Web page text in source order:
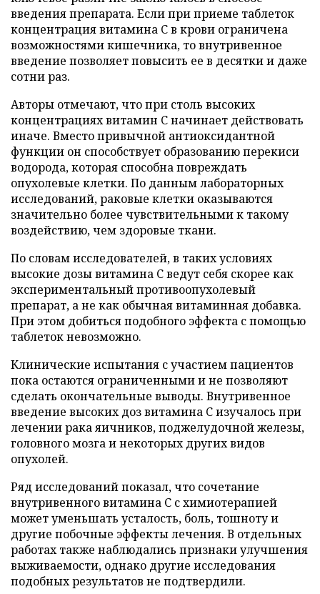
введения препарата. Если при приеме таблеток
концентрация витамина C в крови ограничена
возможностями кишечника, то внутривенное
введение позволяет повысить ее в десятки и даже
сотни раз.
Авторы отмечают, что при столь высоких
концентрациях витамин C начинает действовать
иначе. Вместо привычной антиоксидантной
функции он способствует образованию перекиси
водорода, которая способна повреждать
опухолевые клетки. По данным лабораторных
исследований, раковые клетки оказываются
значительно более чувствительными к такому
воздействию, чем здоровые ткани.
По словам исследователей, в таких условиях
высокие дозы витамина C ведут себя скорее как
экспериментальный противоопухолевый
препарат, а не как обычная витаминная добавка.
При этом добиться подобного эффекта с помощью
таблеток невозможно.
Клинические испытания с участием пациентов
пока остаются ограниченными и не позволяют
сделать окончательные выводы. Внутривенное
введение высоких доз витамина C изучалось при
лечении рака яичников, поджелудочной железы,
головного мозга и некоторых других видов
опухолей.
Ряд исследований показал, что сочетание
внутривенного витамина C с химиотерапией
может уменьшать усталость, боль, тошноту и
другие побочные эффекты лечения. В отдельных
работах также наблюдались признаки улучшения
выживаемости, однако другие исследования
подобных результатов не подтвердили.